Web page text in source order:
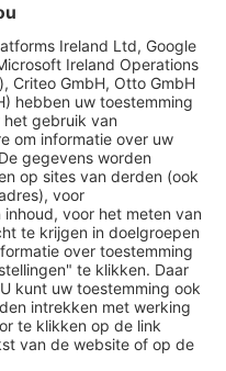
PrivacybeleidColofon